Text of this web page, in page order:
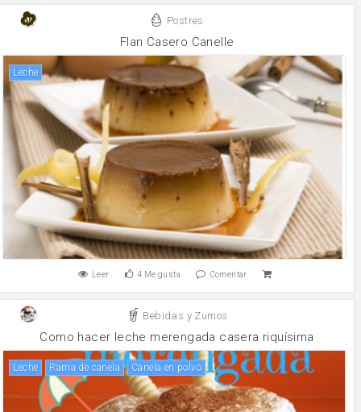
Postres
Flan Casero Canelle
leche
Leer 4 Me gusta Comentar
Bebidas y Zumos
Como hacer leche merengada casera riquísima
leche rama de canela canela en polvo